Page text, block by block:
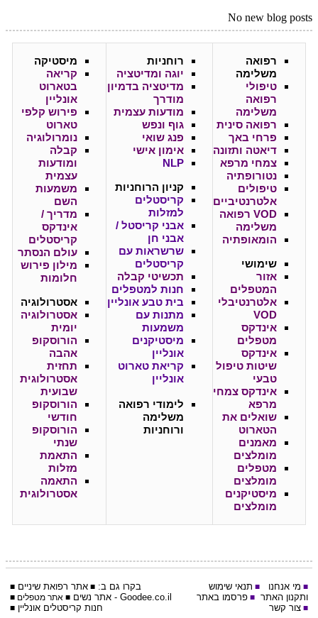
No new blog posts
רפואה
משלימה
טיפולי
רפואה
משלימה
רפואה סינית
פרחי באך
דיאטה ותזונה
צמחי מרפא
נטורופתיה
טיפולים
אלטרנטיביים
VOD רפואה
משלימה
הומאופתיה
שימושי
אזור
המטפלים
אלטרנטיבלי
VOD
אינדקס
מטפלים
אינדקס
שיטות טיפול
טבעי
אינדקס צמחי
מרפא
שואלים את
הטארוט
מאמנים
מומלצים
מטפלים
מומלצים
מיסטיקנים
מומלצים
רוחניות
יוגה ומדיטציה
מדיטציה בדמיון
מודרך
מודעות עצמית
גוף ונפש
פנג שואי
אימון אישי
NLP
קניון הרוחניות
קריסטלים
למזלות
אבני קריסטל /
אבני חן
שרשראות עם
קריסטלים
תכשיטי קבלה
חנות למטפלים
בית טבע אונליין
מתנות עם
משמעות
מיסטיקנים
אונליין
קריאת טארוט
אונליין
לימודי רפואה
משלימה
ורוחניות
מיסטיקה
קריאה
בטארוט
אונליין
פירוש קלפי
טארוט
נומרולוגיה
קבלה
ומודעות
עצמית
משמעות
השם
מדריך /
אינדקס
קריסטלים
עולם הנסתר
מילון פירוש
חלומות
אסטרולוגיה
אסטרולוגיה
יומית
הורוסקופ
אהבה
תחזית
אסטרולוגית
שבועית
הורוסקופ
חודשי
הורוסקופ
שנתי
התאמת
מזלות
התאמה
אסטרולוגית
■ מי אנחנו ■ תנאי שימוש
ותקנון האתר ■ פרסמו באתר
■ צור קשר
בקרו גם ב: ■ אתר רפואת שיניים ■
Goodee.co.il - אתר נשים ■ אתר מטפלים ■
חנות קריסטלים אונליין ■